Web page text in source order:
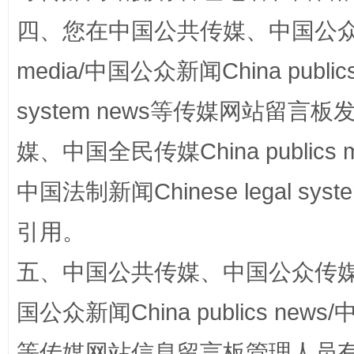
站台名比不上好声名
漫山遍野的桃花与雪山、麦地、白藏房
四、您在中国公共传媒、中国公
media/中国公众新闻China
system news等传媒网站留言板
媒、中国全民传媒China publics
中国法制新闻Chinese legal
引用。
五、中国公共传媒、中国公众传
国公众新闻China publics news/